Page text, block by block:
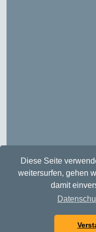
Diese Seite
weitersurfen, gehen
damit